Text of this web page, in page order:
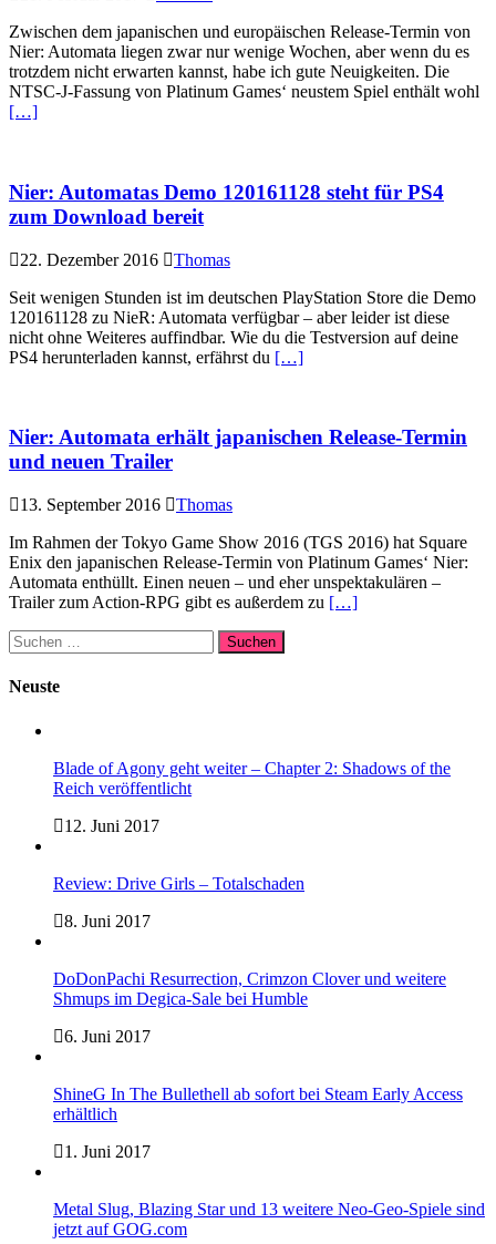
Zwischen dem japanischen und europäischen Release-Termin von
Nier: Automata liegen zwar nur wenige Wochen, aber wenn du es
trotzdem nicht erwarten kannst, habe ich gute Neuigkeiten. Die
NTSC-J-Fassung von Platinum Games‘ neustem Spiel enthält wohl
[…]
Nier: Automatas Demo 120161128 steht für PS4
zum Download bereit
22. Dezember 2016
Thomas
Seit wenigen Stunden ist im deutschen PlayStation Store die Demo
120161128 zu NieR: Automata verfügbar – aber leider ist diese
nicht ohne Weiteres auffindbar. Wie du die Testversion auf deine
PS4 herunterladen kannst, erfährst du […]
Nier: Automata erhält japanischen Release-Termin
und neuen Trailer
13. September 2016
Thomas
Im Rahmen der Tokyo Game Show 2016 (TGS 2016) hat Square
Enix den japanischen Release-Termin von Platinum Games‘ Nier:
Automata enthüllt. Einen neuen – und eher unspektakulären –
Trailer zum Action-RPG gibt es außerdem zu […]
Suchen
nach:
Neuste
Blade of Agony geht weiter – Chapter 2: Shadows of the
Reich veröffentlicht
12. Juni 2017
Review: Drive Girls – Totalschaden
8. Juni 2017
DoDonPachi Resurrection, Crimzon Clover und weitere
Shmups im Degica-Sale bei Humble
6. Juni 2017
ShineG In The Bullethell ab sofort bei Steam Early Access
erhältlich
1. Juni 2017
Metal Slug, Blazing Star und 13 weitere Neo-Geo-Spiele sind
jetzt auf GOG.com